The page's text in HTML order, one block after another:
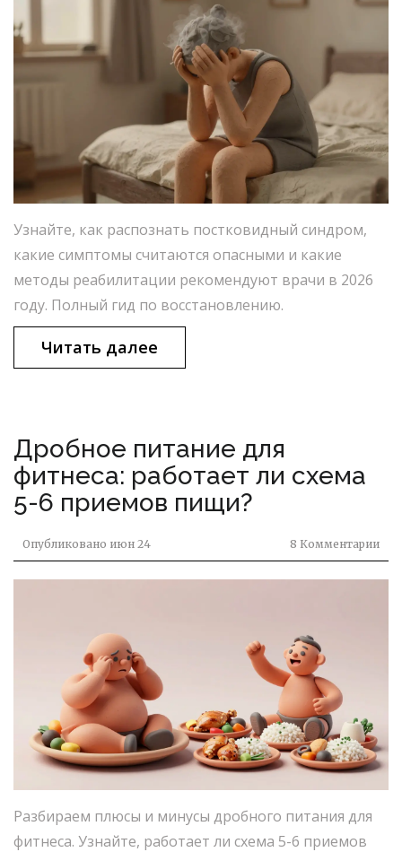
Узнайте, как распознать постковидный синдром,
какие симптомы считаются опасными и какие
методы реабилитации рекомендуют врачи в 2026
году. Полный гид по восстановлению.
Читать далее
Дробное питание для
фитнеса: работает ли схема
5-6 приемов пищи?
Опубликовано июн 24 8 Комментарии
Разбираем плюсы и минусы дробного питания для
фитнеса. Узнайте, работает ли схема 5-6 приемов